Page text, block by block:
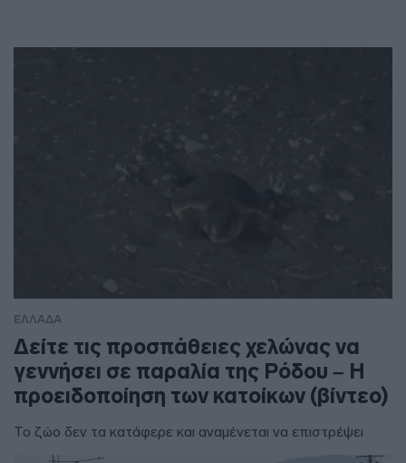
ΕΛΛΑΔΑ
Δείτε τις προσπάθειες χελώνας να
γεννήσει σε παραλία της Ρόδου – Η
προειδοποίηση των κατοίκων (βίντεο)
Το ζώο δεν τα κατάφερε και αναμένεται να επιστρέψει